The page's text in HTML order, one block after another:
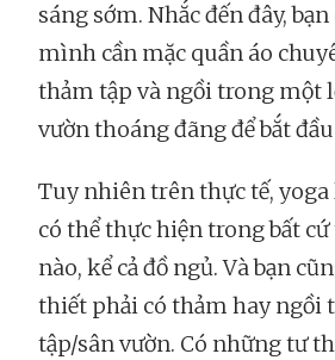
sáng sớm. Nhắc đến đây,
mình cần mặc quần áo
thảm tập và ngồi trong một
vườn thoáng đãng để bắt
Tuy nhiên trên thực tế, yoga
có thể thực hiện trong bất
nào, kể cả đồ ngủ. Và bạn
thiết phải có thảm hay ngồi
tập/sân vườn. Có những tư